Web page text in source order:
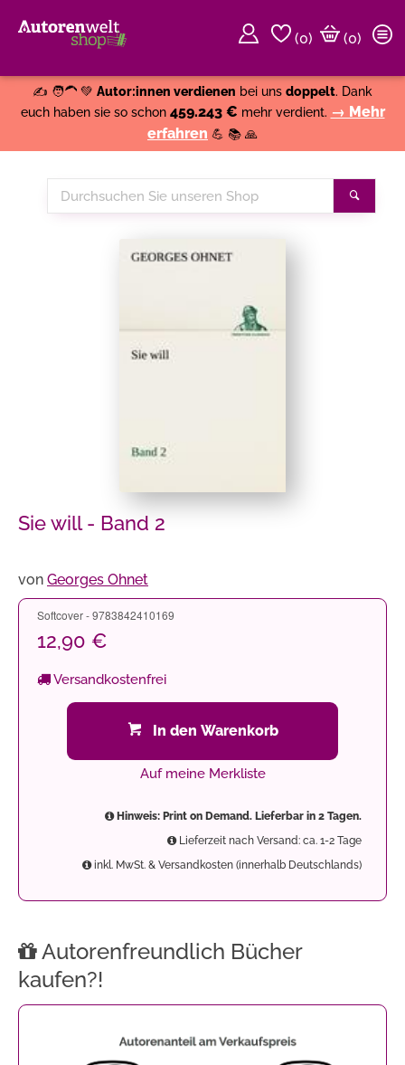
(0)
(0)
✍️ 🧑‍🦱 💚 Autor:innen verdienen bei uns doppelt. Dank
euch haben sie so schon 459.243 € mehr verdient. → Mehr
erfahren 💪 📚 🙏
Durchsuchen
Sie
Sie will - Band 2
von Georges Ohnet
Softcover - 9783842410169
12,90 €
Versandkostenfrei
In den Warenkorb
Auf meine Merkliste
Hinweis: Print on Demand. Lieferbar in 2 Tagen.
Lieferzeit nach Versand: ca. 1-2 Tage
inkl. MwSt. & Versandkosten (innerhalb Deutschlands)
Autorenfreundlich Bücher
kaufen?!